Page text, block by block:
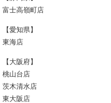
富士高嶺町店
【愛知県】
東海店
【大阪府】
桃山台店
茨木清水店
東大阪店